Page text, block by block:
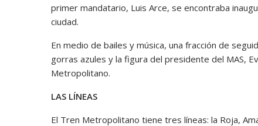
primer mandatario, Luis Arce, se encontraba
ciudad.
En medio de bailes y música, una fracción de
gorras azules y la figura del presidente del MAS,
Metropolitano.
LAS LÍNEAS
El Tren Metropolitano tiene tres líneas: la Roja,